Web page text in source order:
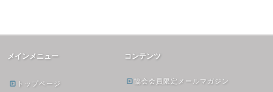
メインメニュー
トップページ
コンテンツ
協会会員限定メールマガジン